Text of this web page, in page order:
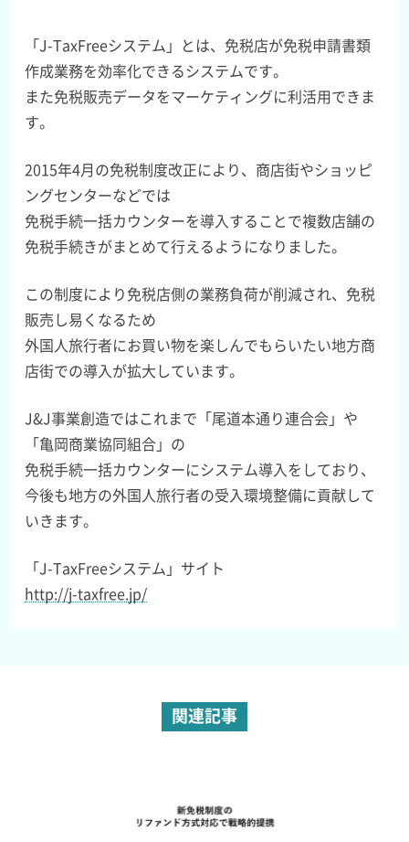
「J-TaxFreeシステム」とは、免税店が免税申請書類
作成業務を効率化できるシステムです。
また免税販売データをマーケティングに利活用できま
す。
2015年4月の免税制度改正により、商店街やショッピ
ングセンターなどでは
免税手続一括カウンターを導入することで複数店舗の
免税手続きがまとめて行えるようになりました。
この制度により免税店側の業務負荷が削減され、免税
販売し易くなるため
外国人旅行者にお買い物を楽しんでもらいたい地方商
店街での導入が拡大しています。
J&J事業創造ではこれまで「尾道本通り連合会」や
「亀岡商業協同組合」の
免税手続一括カウンターにシステム導入をしており、
今後も地方の外国人旅行者の受入環境整備に貢献して
いきます。
「J-TaxFreeシステム」サイト
http://j-taxfree.jp/
関連記事